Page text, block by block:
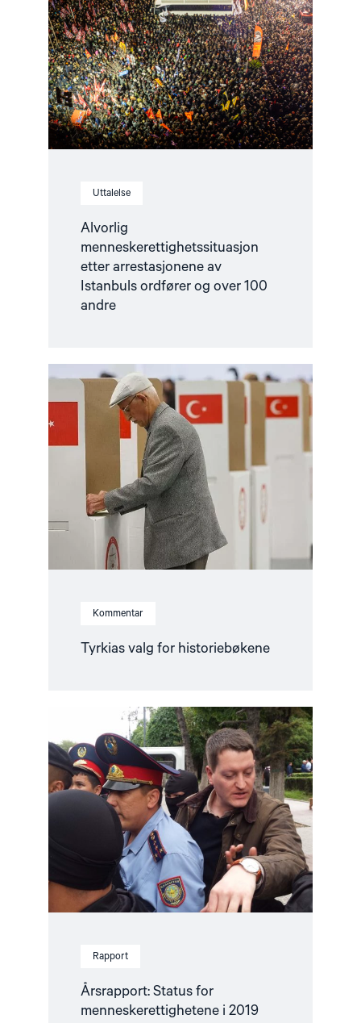
Uttalelse
Alvorlig
menneskerettighetssituasjon
etter arrestasjonene av
Istanbuls ordfører og over 100
andre
etter
arrestasjonene
av
Istanbuls
ordfører
og
over
100
andre"
Kommentar
Tyrkias valg for historiebøkene
article
"Tyrkias
valg
for
historiebøkene"
Rapport
Årsrapport: Status for
menneskerettighetene i 2019
Read
article
"Årsrapport:
Status
for
menneskerettighetene
i
2019"